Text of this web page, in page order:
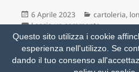
Scritto
il
6 Aprile 2023 Categorie
cartoleria,
Lascia un commentosu
Questo sito utilizza i cookie
esperienza nell'utilizzo. Se
dando il tuo consenso
Proudly powered by WordPresse